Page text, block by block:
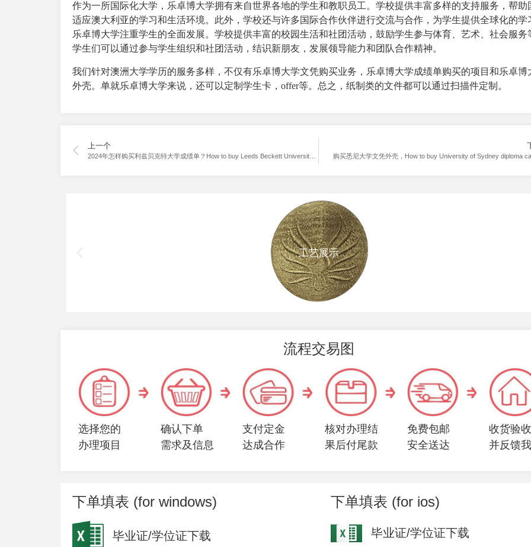
作为一所国际化大学，乐卓博大学拥有来自世界各地的学生和教职员工。学校提供丰富多样的支持服务，帮助
适应澳大利亚的学习和生活环境。此外，学校还与许多国际合作伙伴进行交流与合作，为学生提供全球化的学
乐卓博大学注重学生的全面发展。学校提供丰富的校园生活和社团活动，鼓励学生参与体育、艺术、社会服务
学生们可以通过参与学生组织和社团活动，结识新朋友，发展领导能力和团队合作精神。
我们针对澳洲大学学历的服务多样，不仅有乐卓博大学文凭购买业务，乐卓博大学成绩单购买的项目和乐卓博
外壳。单就乐卓博大学来说，还可以定制学生卡，offer等。总之，纸制类的文件都可以通过扫描件定制 。
上一个
购买悉尼大学文凭外壳，How to buy University of Sydney diploma
工艺展示
流程交易图
选择您的
办理项目
确认下单
需求及信息
支付定金
达成合作
核对办理结
果后付尾款
免费包邮
安全送达
收货验
并反馈
下单填表 (for windows)
毕业证/学位证下载
下单填表 (for ios)
毕业证/学位证下载